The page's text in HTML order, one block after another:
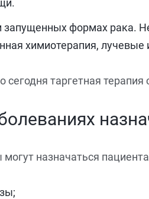
запущенных формах рака.
химиотерапия, лучевые
сегодня таргетная
могут назначаться